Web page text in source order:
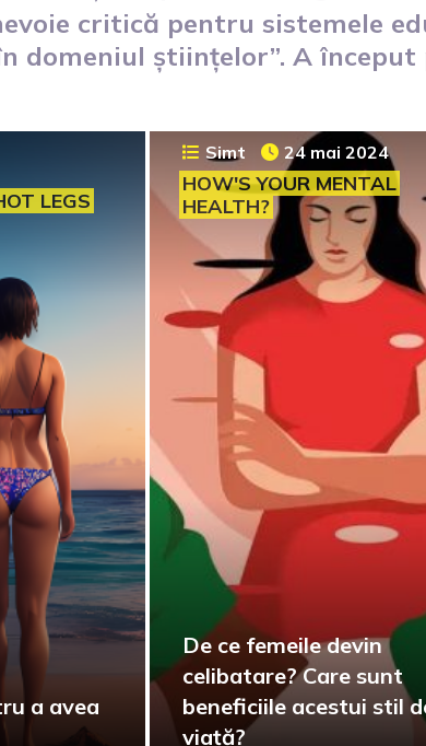
critică pentru sistemele
domeniul științelor”. A început
LEGS
a avea
Simt 24 mai 2024
HOW'S YOUR MENTAL
HEALTH?
De ce femeile devin
celibatare? Care sunt
beneficiile acestui stil
viață?